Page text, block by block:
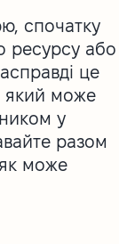
спочатку
ресурсу або
це
який може
у
разом
може